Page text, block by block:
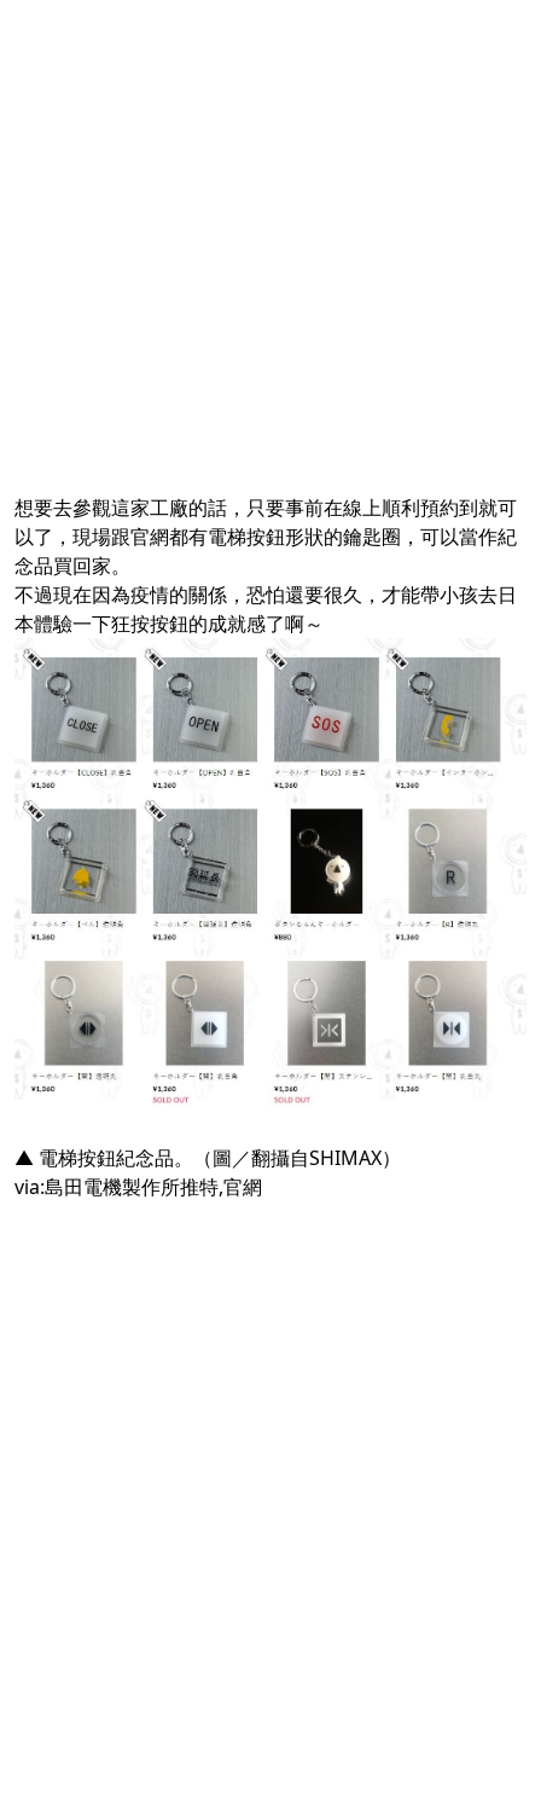
想要去參觀這家工廠的話，只要事前在線上順利預約到就可
以了，現場跟官網都有電梯按鈕形狀的鑰匙圈，可以當作紀
念品買回家。
不過現在因為疫情的關係，恐怕還要很久，才能帶小孩去日
本體驗一下狂按按鈕的成就感了啊～
▲ 電梯按鈕紀念品。（圖／翻攝自SHIMAX）
via:島田電機製作所推特,官網